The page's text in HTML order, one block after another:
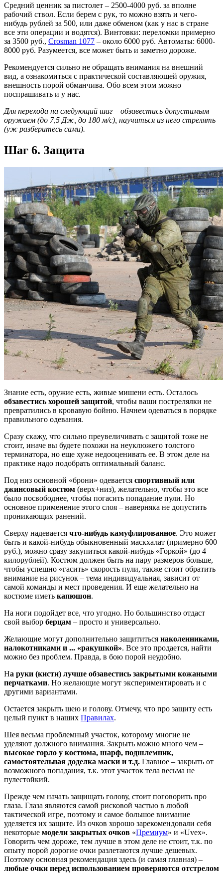
Средний ценник за пистолет – 2500-4000 руб. за вполне
рабочий ствол. Если берем с рук, то можно взять и чего-
нибудь рублей за 500, или даже обменом (как у нас в стране
все эти операции и водятся). Винтовки: переломки примерно
за 3500 руб., Crosman 1077 – около 6000 руб. Автоматы: 6000-
8000 руб. Разумеется, все может быть и заметно дороже.
Рекомендуется сильно не обращать внимания на внешний
вид, а ознакомиться с практической составляющей оружия,
внешность порой обманчива. Обо всем этом можно
поспрашивать и у нас.
Для перехода на следующий шаг – обзавестись допустимым
оружием (до 7,5 Дж, до 180 м/с), научиться из него стрелять
(уж разберитесь сами).
Шаг 6. Защита
Знание есть, оружие есть, живые мишени есть. Осталось
обзавестись хорошей защитой, чтобы ваши пострелялки не
превратились в кровавую бойню. Начнем одеваться в порядке
правильного одевания.
Сразу скажу, что сильно преувеличивать с защитой тоже не
стоит, иначе вы будете похожи на неуклюжего толстого
терминатора, но еще хуже недооценивать ее. В этом деле на
практике надо подобрать оптимальный баланс.
Под низ основной «брони» одевается спортивный или
джинсовый костюм (верх+низ), желательно, чтобы это все
было посвободнее, чтобы погасить попадание пули. Но
основное применение этого слоя – наверняка не допустить
проникающих ранений.
Сверху надевается что-нибудь камуфлированное. Это может
быть и какой-нибудь обыкновенный маскхалат (примерно 600
руб.), можно сразу закупиться какой-нибудь «Горкой» (до 4
килорублей). Костюм должен быть на пару размеров больше,
чтобы успешно «гасить» скорость пули, также стоит обратить
внимание на рисунок – тема индивидуальная, зависит от
самой команды и мест проведения. И еще желательно на
костюме иметь капюшон.
На ноги подойдет все, что угодно. Но большинство отдаст
свой выбор берцам – просто и универсально.
Желающие могут дополнительно защититься наколенниками,
налокотниками и ... «ракушкой». Все это продается, найти
можно без проблем. Правда, в бою порой неудобно.
На руки (кисти) лучше обзавестись закрытыми кожаными
перчатками. Но желающие могут экспериментировать и с
другими вариантами.
Остается закрыть шею и голову. Отмечу, что про защиту есть
целый пункт в наших Правилах.
Шея весьма проблемный участок, которому многие не
уделяют должного внимания. Закрыть можно много чем –
высокое горло у костюма, шарф, подшлемник,
самостоятельная доделка маски и т.д. Главное – закрыть от
возможного попадания, т.к. этот участок тела весьма не
пулестойкий.
Прежде чем начать защищать голову, стоит поговорить про
глаза. Глаза являются самой рисковой частью в любой
тактической игре, поэтому и самое большое внимание
уделяется их защите. Из очков хорошо зарекомендовали себя
некоторые модели закрытых очков «Премиум» и «Uvex».
Говорить чем дороже, тем лучше в этом деле не стоит, т.к. по
опыту порой дорогие очки разлетаются лучше дешевых.
Поэтому основная рекомендация здесь (и самая главная) –
любые очки перед использованием проверяются отстрелом